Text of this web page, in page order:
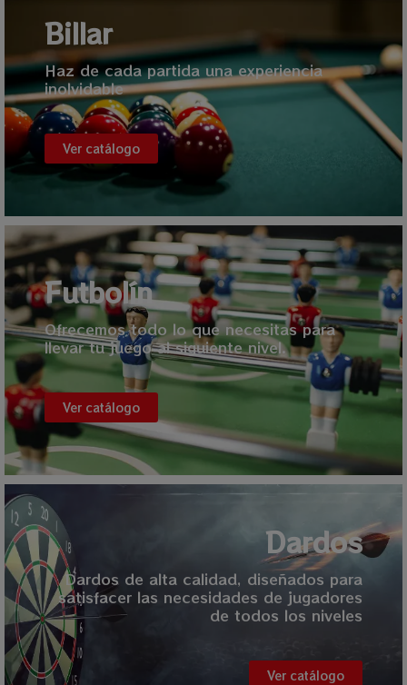
Billar
Haz de cada partida una experiencia
inolvidable
Ver catálogo
Futbolín
Ofrecemos todo lo que necesitas para
llevar tu juego al siguiente nivel.
Ver catálogo
Dardos
Dardos de alta calidad, diseñados para
satisfacer las necesidades de jugadores
de todos los niveles
Ver catálogo